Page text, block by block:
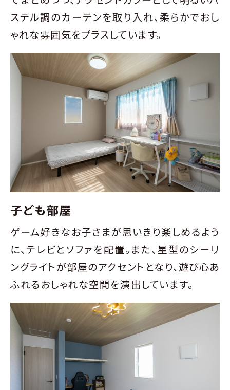
ステル調のカーテンを取り入れ、柔らかでおし
ゃれな雰囲気をプラスしています。
子ども部屋
ゲーム好きなお子さまが思いきり楽しめるよう
に、テレビとソファを配置。また、星型のシーリ
ングライトが部屋のアクセントとなり、遊び心あ
ふれるおしゃれな空間を演出しています。